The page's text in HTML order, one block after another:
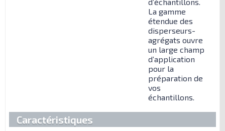
La gamme
étendue des
disperseurs-
agrégats ouvre
un large champ
d’application
pour la
préparation de
vos
échantillons.
Caractéristiques